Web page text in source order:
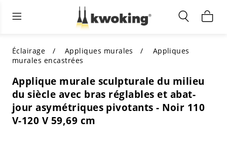
Meubles de salon
TOUS LES MEUBLES DE SALON
MEILLEURS CHOIX
ACHETEZ PAR STYLE
Éclairage intérieur
Acheter par catégorie
ACHETEZ PAR STYLE
Shop by Colors
Éclairage extérieur
TOUT L'ÉCLAIRAGE POUR
D'AUTRES ESPACES
ACHETEZ PAR CATÉGORIE
ACHETEZ PAR STYLE
Éclairage Appliques murales
Appliques
murales encastrées
Applique murale sculpturale du milieu
du siècle avec bras réglables et abat-
jour asymétriques pivotants - Noir 110
V-120 V 59,69 cm